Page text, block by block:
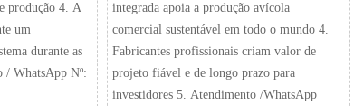
produção 4. A
um
durante as
/ WhatsApp Nº:
integrada apoia a produção avícola
comercial sustentável em todo o mundo 4.
Fabricantes profissionais criam valor de
projeto fiável e de longo prazo para
investidores 5. Atendimento /WhatsApp